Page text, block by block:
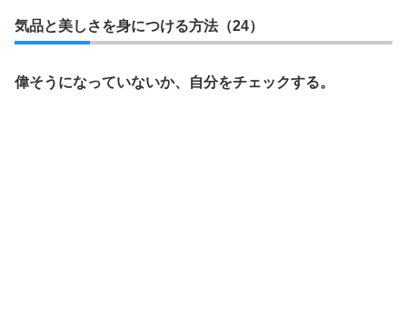
気品と美しさを身につける方法（24）
偉そうになっていないか、自分をチェックする。